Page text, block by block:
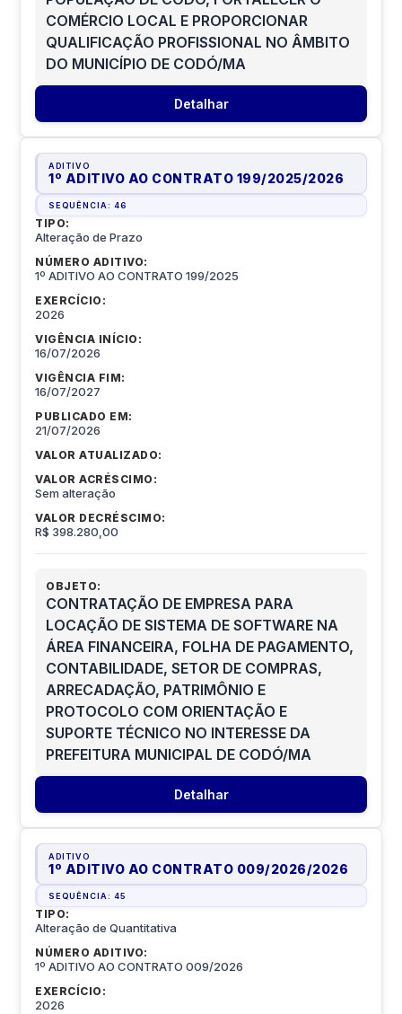
COMÉRCIO LOCAL E PROPORCIONAR
QUALIFICAÇÃO PROFISSIONAL NO ÂMBITO
DO MUNICÍPIO DE CODÓ/MA
Detalhar
ADITIVO
1º ADITIVO AO CONTRATO 199/2025/2026
SEQUÊNCIA:46
TIPO:
Alteração de Prazo
NÚMERO ADITIVO:
1º ADITIVO AO CONTRATO 199/2025
EXERCÍCIO:
2026
VIGÊNCIA INÍCIO:
16/07/2026
VIGÊNCIA FIM:
16/07/2027
PUBLICADO EM:
21/07/2026
VALOR ATUALIZADO:
VALOR ACRÉSCIMO:
Sem alteração
VALOR DECRÉSCIMO:
R$ 398.280,00
OBJETO:
CONTRATAÇÃO DE EMPRESA PARA
LOCAÇÃO DE SISTEMA DE SOFTWARE NA
ÁREA FINANCEIRA, FOLHA DE PAGAMENTO,
CONTABILIDADE, SETOR DE COMPRAS,
ARRECADAÇÃO, PATRIMÔNIO E
PROTOCOLO COM ORIENTAÇÃO E
SUPORTE TÉCNICO NO INTERESSE DA
PREFEITURA MUNICIPAL DE CODÓ/MA
Detalhar
ADITIVO
1º ADITIVO AO CONTRATO 009/2026/2026
SEQUÊNCIA:45
TIPO:
Alteração de Quantitativa
NÚMERO ADITIVO:
1º ADITIVO AO CONTRATO 009/2026
EXERCÍCIO:
2026